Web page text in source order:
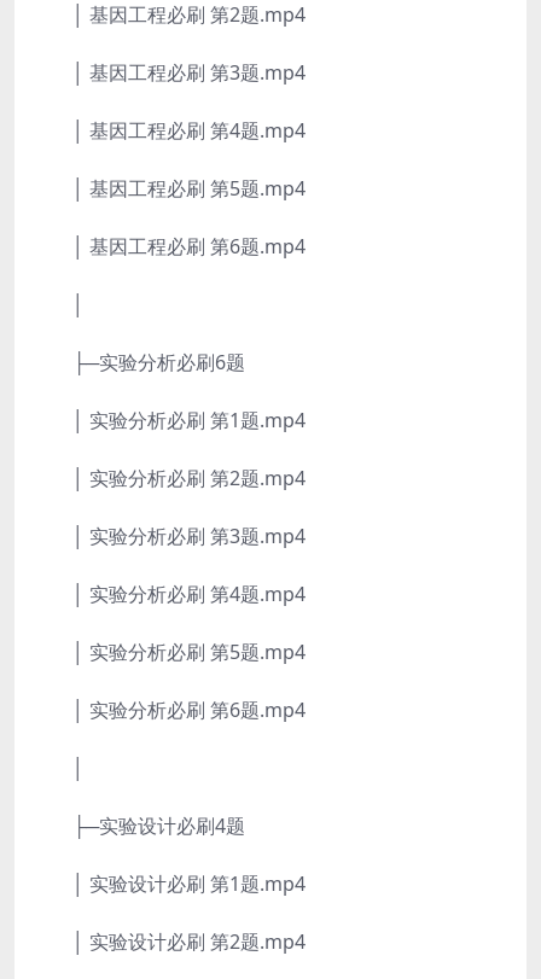
│ 基因工程必刷 第2题.mp4
│ 基因工程必刷 第3题.mp4
│ 基因工程必刷 第4题.mp4
│ 基因工程必刷 第5题.mp4
│ 基因工程必刷 第6题.mp4
├─实验分析必刷6题
│ 实验分析必刷 第1题.mp4
│ 实验分析必刷 第2题.mp4
│ 实验分析必刷 第3题.mp4
│ 实验分析必刷 第4题.mp4
│ 实验分析必刷 第5题.mp4
│ 实验分析必刷 第6题.mp4
├─实验设计必刷4题
│ 实验设计必刷 第1题.mp4
│ 实验设计必刷 第2题.mp4